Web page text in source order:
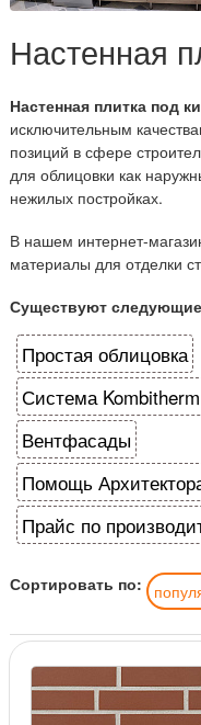
Настенная
Настенная плитка под
исключительным
позиций в сфере
для облицовки как
нежилых постройках.
В нашем интернет-
материалы для отделки
Существуют
Простая облицовка
Система Kombitherm
Вентфасады
Помощь
Прайс по
Сортировать по: